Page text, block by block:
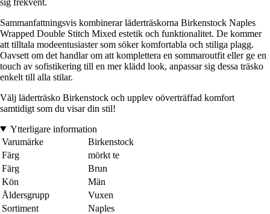
Sammanfattningsvis kombinerar läderträskorna Birkenstock Naples
Wrapped Double Stitch Mixed estetik och funktionalitet. De kommer
att tilltala modeentusiaster som söker komfortabla och stiliga plagg.
Oavsett om det handlar om att komplettera en sommaroutfit eller ge en
touch av sofistikering till en mer klädd look, anpassar sig dessa träsko
enkelt till alla stilar.
Välj läderträsko Birkenstock och upplev oöverträffad komfort
samtidigt som du visar din stil!
Ytterligare information
Varumärke
Birkenstock
Färg
mörkt te
Färg
Brun
Kön
Män
Åldersgrupp
Vuxen
Sortiment
Naples